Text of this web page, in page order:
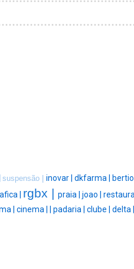
suspensão | inovar | dkfarma |
| rgbx | praia | joao |
| cinema | padaria | clube | delta |